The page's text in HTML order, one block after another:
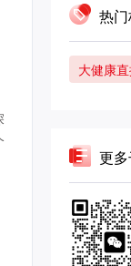
热
大健康
更